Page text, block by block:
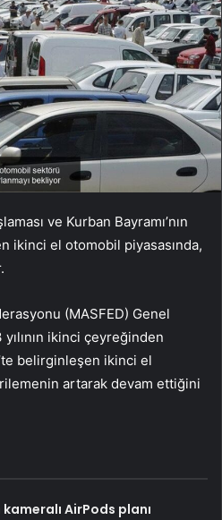
ve Kurban Bayramı’nın
ikinci el otomobil piyasasında,
(MASFED) Genel
yılının ikinci çeyreğinden
belirginleşen ikinci el
artarak devam ettiğini
kameralı AirPods planı